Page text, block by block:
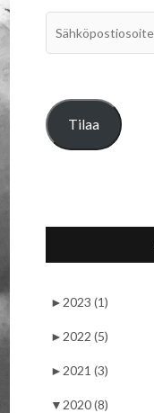
Tilaa
► 2023 (1)
► 2022 (5)
► 2021 (3)
▼ 2020 (8)